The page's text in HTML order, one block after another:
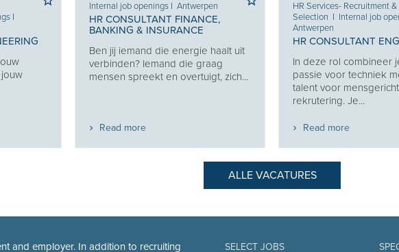
I
Internal job openings I Antwerpen
HR CONSULTANT FINANCE,
BANKING & INSURANCE
Ben jij iemand die energie haalt uit
verbinden? Iemand die graag
mensen spreekt en overtuigt, zich...
Read more
HR Services- Recruitment &
Selection I Internal job
Antwerpen
HR CONSULTANT
In deze rol combineer
passie voor techniek
talent voor
rekrutering. Je...
Read more
ALLE VACATURES
and employer. In addition to recruiting
SELECT JOBS